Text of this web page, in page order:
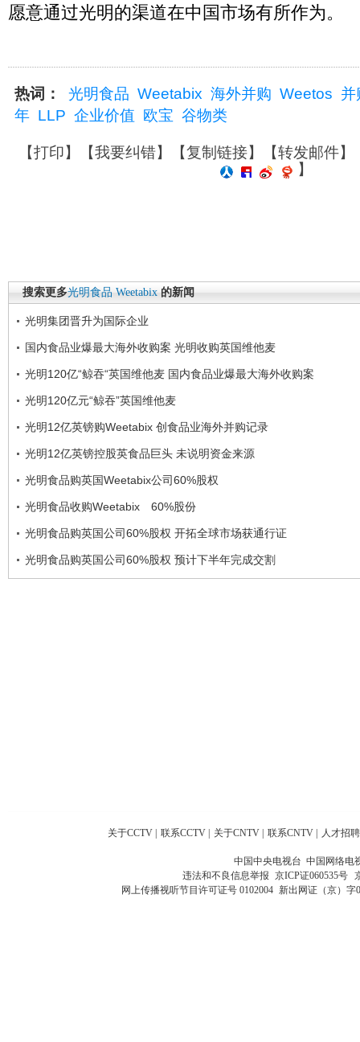
愿意通过光明的渠道在中国市场有所作为。
热词： 光明食品 Weetabix 海外并购 Weetos 并
年 LLP 企业价值 欧宝 谷物类
【打印】【我要纠错】【复制链接】【转发邮件】
】
搜索更多光明食品 Weetabix 的新闻
光明集团晋升为国际企业
国内食品业爆最大海外收购案 光明收购英国维他麦
光明120亿“鲸吞“英国维他麦 国内食品业爆最大海外收购案
光明120亿元“鲸吞”英国维他麦
光明12亿英镑购Weetabix 创食品业海外并购记录
光明12亿英镑控股英食品巨头 未说明资金来源
光明食品购英国Weetabix公司60%股权
光明食品收购Weetabix 60%股份
光明食品购英国公司60%股权 开拓全球市场获通行证
光明食品购英国公司60%股权 预计下半年完成交割
关于CCTV 联系CCTV 关于CNTV 联系CNTV 人才招聘
中国中央电视台 中国网络电
违法和不良信息举报 京ICP证060535号
网上传播视听节目许可证号 0102004 新出网证（京）